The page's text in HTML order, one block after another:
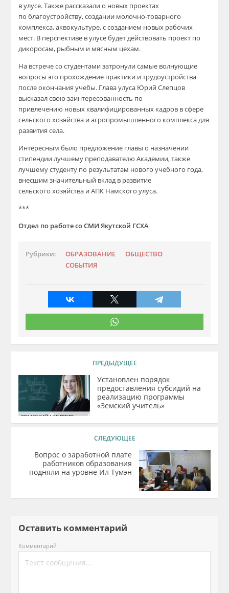
в улусе. Также рассказали о новых проектах
по благоустройству, создании молочно-товарного
комплекса, аквокультуре, с созданием новых рабочих
мест. В перспективе в улусе будет действовать проект по
дикоросам, рыбным и мясным цехам.
На встрече со студентами затронули самые волнующие
вопросы это прохождение практики и трудоустройства
после окончания учебы. Глава улуса Юрий Слепцов
высказал свою заинтересованность по
привлечению новых квалифицированных кадров в сфере
сельского хозяйства и агропромышленного комплекса для
развития села.
Интересным было предложение главы о назначении
стипендии лучшему преподавателю Академии, также
лучшему студенту по результатам нового учебного года,
внесшим значительный вклад в развитие
сельского хозяйства и АПК Намского улуса.
***
Отдел по работе со СМИ Якутской ГСХА
Рубрики: ОБРАЗОВАНИЕ
ОБЩЕСТВО
СОБЫТИЯ
ПРЕДЫДУЩЕЕ
Установлен порядок
предоставления субсидий на
реализацию программы
«Земский учитель»
СЛЕДУЮЩЕЕ
Вопрос о заработной плате
работников образования
подняли на уровне Ил Тумэн
Оставить комментарий
Комментарий